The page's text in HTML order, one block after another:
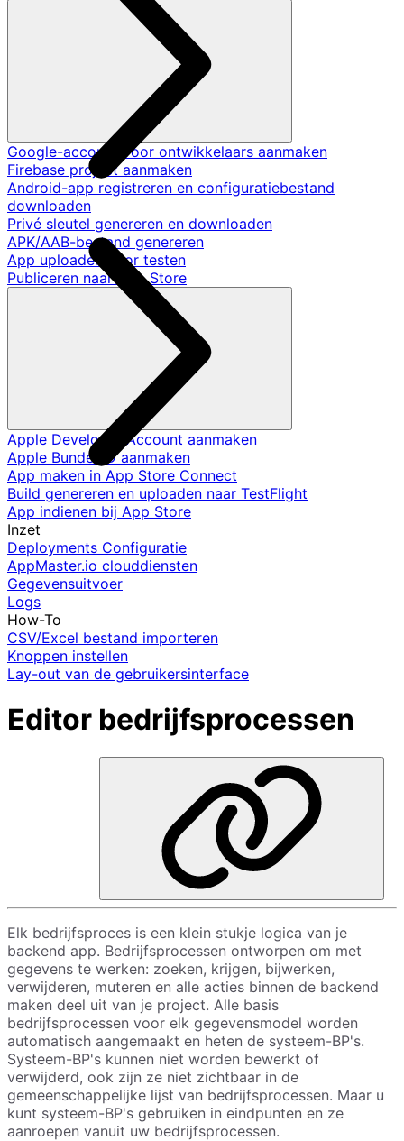
Google-account voor ontwikkelaars aanmaken
Firebase project aanmaken
Android-app registreren en configuratiebestand
downloaden
Privé sleutel genereren en downloaden
APK/AAB-bestand genereren
App uploaden voor testen
Publiceren naar App Store
Apple Developer Account aanmaken
Apple Bundel ID aanmaken
App maken in App Store Connect
Build genereren en uploaden naar TestFlight
App indienen bij App Store
Inzet
Deployments Configuratie
AppMaster.io clouddiensten
Gegevensuitvoer
Logs
How-To
CSV/Excel bestand importeren
Knoppen instellen
Lay-out van de gebruikersinterface
Editor bedrijfsprocessen
Elk bedrijfsproces is een klein stukje logica van je
backend app. Bedrijfsprocessen ontworpen om met
gegevens te werken: zoeken, krijgen, bijwerken,
verwijderen, muteren en alle acties binnen de backend
maken deel uit van je project. Alle basis
bedrijfsprocessen voor elk gegevensmodel worden
automatisch aangemaakt en heten de systeem-BP's.
Systeem-BP's kunnen niet worden bewerkt of
verwijderd, ook zijn ze niet zichtbaar in de
gemeenschappelijke lijst van bedrijfsprocessen. Maar u
kunt systeem-BP's gebruiken in eindpunten en ze
aanroepen vanuit uw bedrijfsprocessen.